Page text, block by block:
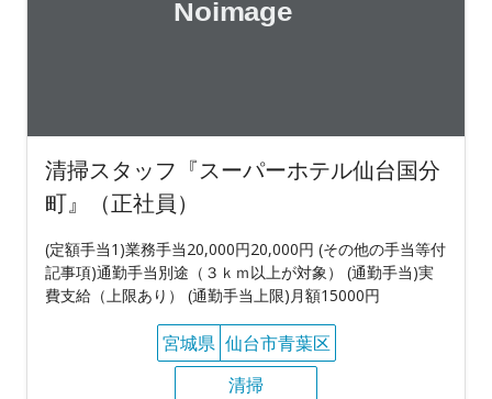
清掃スタッフ『スーパーホテル仙台国分
町』（正社員）
(定額手当1)業務手当20,000円20,000円 (その他の手当等付
記事項)通勤手当別途（３ｋｍ以上が対象） (通勤手当)実
費支給（上限あり） (通勤手当上限)月額15000円
宮城県 仙台市青葉区
清掃